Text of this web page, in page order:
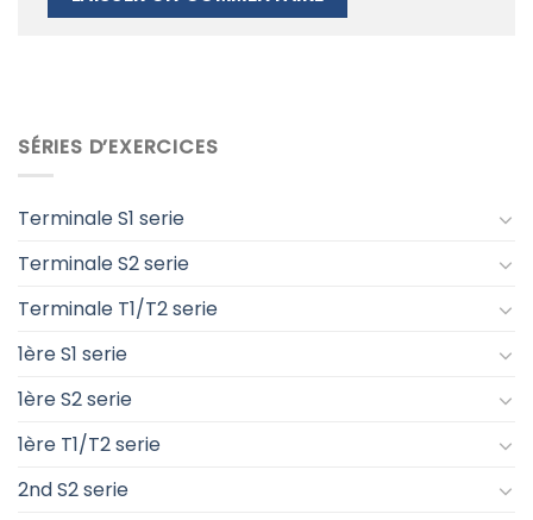
SÉRIES D’EXERCICES
Terminale S1 serie
Terminale S2 serie
Terminale T1/T2 serie
1ère S1 serie
1ère S2 serie
1ère T1/T2 serie
2nd S2 serie